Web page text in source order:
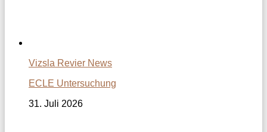
Vizsla Revier News
ECLE Untersuchung
31. Juli 2026